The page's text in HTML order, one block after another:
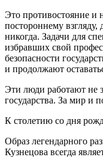
Это противостояние и
постороннему взгляду,
никогда. Задачи для
избравших свой
безопасности
и продолжают
Эти люди работают не
государства. За мир и
К столетию со дня
Образ легендарного
Кузнецова всегда